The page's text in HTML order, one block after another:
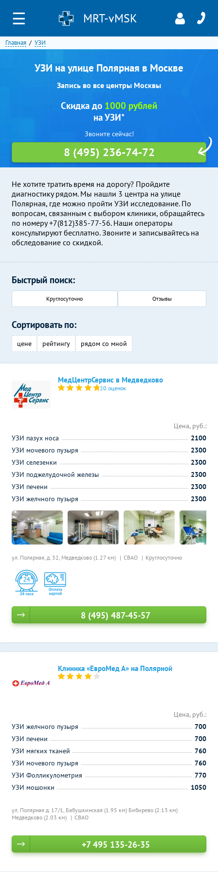
☰ MRT-vMSK
Главная УЗИ
УЗИ на улице Полярная в Москве
Запись во все центры Москвы
Не хотите тратить время на дорогу? Пройдите
диагностику рядом. Мы нашли 3 центра на улице
Полярная, где можно пройти УЗИ исследование. По
вопросам, связанным с выбором клиники, обращайтесь
по номеру +7(812)385-77-56. Наши операторы
консультируют бесплатно. Звоните и записывайтесь на
обследование со скидкой.
Скидка до 1000 рублей
на УЗИ*
Звоните сейчас!
8 (495) 236-74-72
Быстрый поиск:
Круглосуточно Отзывы
Сортировать по:
цене рейтингу рядом со мной
МедЦентрСервис в Медведково
20 оценок
ул. Полярная, д. 32, Медведково (1.27 км) СВАО Круглосуточно
Цена, руб.:
УЗИ пазух носа
2100
УЗИ мочевого пузыря
2300
УЗИ селезенки
2300
УЗИ поджелудочной железы
2300
УЗИ печени
2300
УЗИ желчного пузыря
2300
8 (495) 487-45-57
Клиника «ЕвроМед А» на Полярной
ул. Полярная д. 17/1, Бабушкинская (1.95 км) Бибирево (2.13 км)
Медведково (2.03 км)
СВАО
Цена, руб.:
УЗИ желчного пузыря
700
УЗИ печени
700
УЗИ мягких тканей
760
УЗИ мочевого пузыря
760
УЗИ Фолликулометрия
770
УЗИ мошонки
1050
+7 495 135-26-35